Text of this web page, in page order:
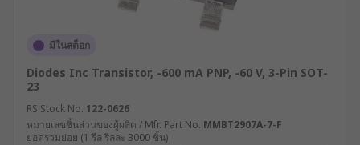
มีในสต็อก
Diodes Inc Transistor, -600 mA PNP, -60 V, 3-Pin SOT-
23
RS Stock No. 122-0626
หมายเลขชิ้นส่วนของผู้ผลิต / Mfr. Part No. MMBT2907A-7-F
ยอดรวมย่อย (1 รีล รีลละ 3000 ชิ้น)